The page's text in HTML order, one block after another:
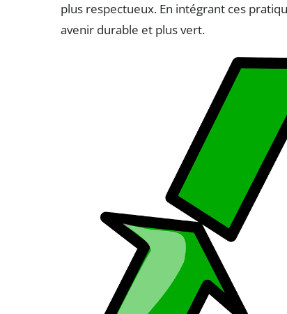
plus respectueux. En intégrant ces
avenir durable et plus vert.